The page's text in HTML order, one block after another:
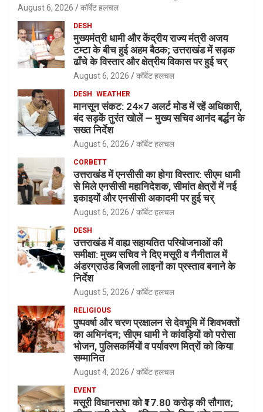
August 6, 2026 कॉर्बेट हलचल
DESH
मुख्यमंत्री धामी और केंद्रीय राज्य मंत्री अजय
टम्टा के बीच हुई अहम बैठक; उत्तराखंड में सड़क
ढाँचे के विस्तार और क्षेत्रीय विकास पर हुई चर्
August 6, 2026 कॉर्बेट हलचल
DESH WEATHER
मानसून संकट: 24×7 अलर्ट मोड में रहें अधिकारी,
बंद सड़कें तुरंत खोलें — मुख्य सचिव आनंद बर्द्धन के
सख्त निर्देश
August 6, 2026 कॉर्बेट हलचल
CORBETT
उत्तराखंड में एनसीसी का होगा विस्तार: सीएम धामी
से मिले एनसीसी महानिदेशक, सीमांत क्षेत्रों में नई
इकाइयों और एनसीसी अकादमी पर हुई चर्
August 6, 2026 कॉर्बेट हलचल
DESH
उत्तराखंड में वाह्य सहायतित परियोजनाओं की
समीक्षा: मुख्य सचिव ने दिए मसूरी व नैनीताल में
अंडरग्राउंड बिजली लाइनों का प्रस्ताव बनाने के
निर्देश
August 5, 2026 कॉर्बेट हलचल
RELIGIOUS
पुष्पवर्षा और चरण प्रक्षालन से देवभूमि में शिवभक्तों
का अभिनंदन; सीएम धामी ने कांवड़ियों को परोसा
भोजन, पुलिसकर्मियों व पर्यावरण मित्रों को किया
सम्मानित
August 4, 2026 कॉर्बेट हलचल
EVENT
मसूरी विधानसभा को ₹17.80 करोड़ की सौगात;